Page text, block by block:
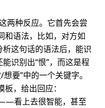
两种反应。它首先会尝
和语法，比如，对方如
析这句话的语法后，能识
识别出“恨”，而这是程
要”中的一个关键字。
，给出回应：
看上去很智能，甚至